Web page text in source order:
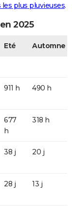
les plus pluvieuses.
2025
Eté Automne
911 h 490 h
677
h
318 h
38 j 20 j
28 j 13 j